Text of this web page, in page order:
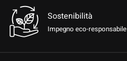
Sostenibilità
Impegno eco-responsabile